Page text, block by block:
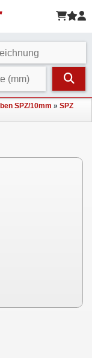
SPZ/10mm » SPZ